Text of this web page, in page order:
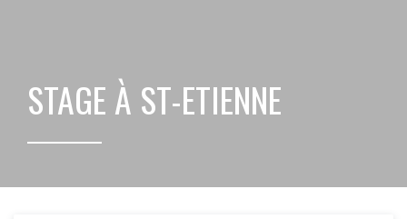
STAGE À ST-ETIENNE